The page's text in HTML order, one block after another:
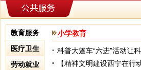
教育服务
医疗卫生
劳动就业
小学教育